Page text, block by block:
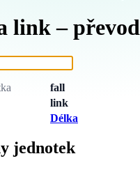
link – převod
fall
link
Délka
jednotek